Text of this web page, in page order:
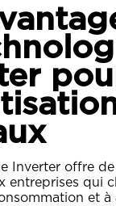
Inverter offre
entreprises qui
et à